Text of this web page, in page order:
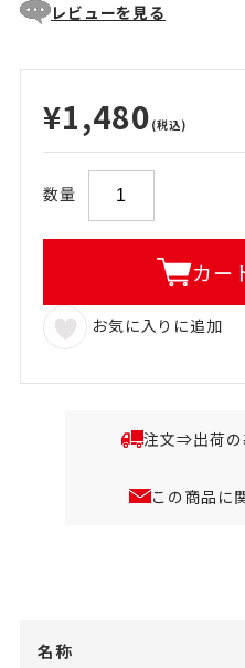
レビューを見る
¥1,480 (税込)
数量
カー
お気に入りに追加
注文⇒出荷の
この商品に
名称